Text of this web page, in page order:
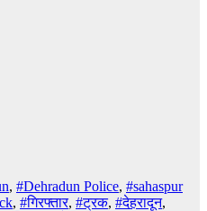
, #Dehradun Police, #sahaspur
, #गिरफ्तार, #ट्रक, #देहरादून,